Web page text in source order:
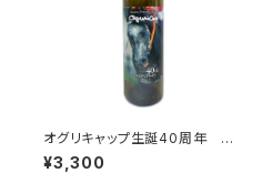
オグリキャップ生誕40周年 赤
ワイン 750ml
¥3,300